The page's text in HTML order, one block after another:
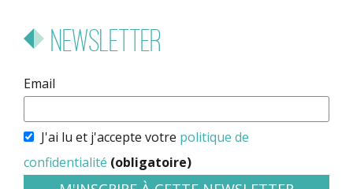
Newsletter
Email
J'ai lu et j'accepte votre politique de
confidentialité (obligatoire)